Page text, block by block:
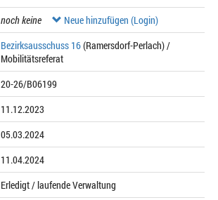
noch keine
Neue hinzufügen (Login)
Bezirksausschuss 16(Ramersdorf-Perlach) /
Mobilitätsreferat
20-26/B06199
11.12.2023
05.03.2024
11.04.2024
Erledigt / laufende Verwaltung